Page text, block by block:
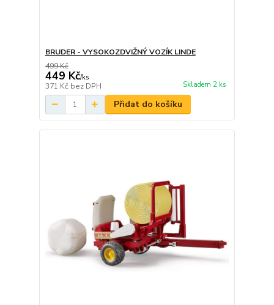
BRUDER - VYSOKOZDVIŽNÝ VOZÍK LINDE
499 Kč
449 Kč/ks
371 Kč bez DPH Skladem 2 ks
Přidat do košíku